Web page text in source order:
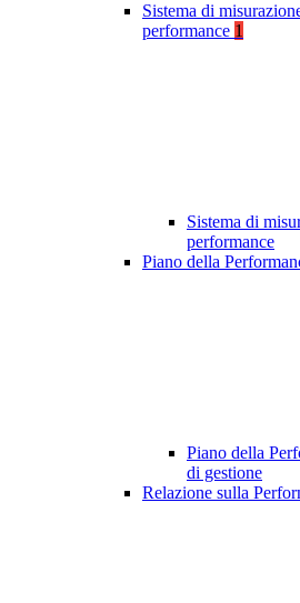
Sistema di
performance 1
Sistema di
performance
Piano della
Piano della
di gestione
Relazione sulla